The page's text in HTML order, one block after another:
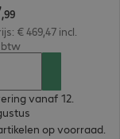
,99
€ 469,47 incl.
btw
vanaf 12.
op voorraad.